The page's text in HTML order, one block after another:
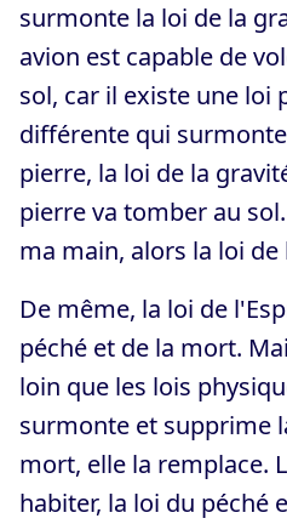
surmonte la loi de la
avion est capable de
sol, car il existe une loi
différente qui
pierre, la loi de la
pierre va tomber au
ma main, alors la loi
De même, la loi de
péché et de la mort.
loin que les lois
surmonte et supprime
mort, elle la remplace.
habiter, la loi du péché